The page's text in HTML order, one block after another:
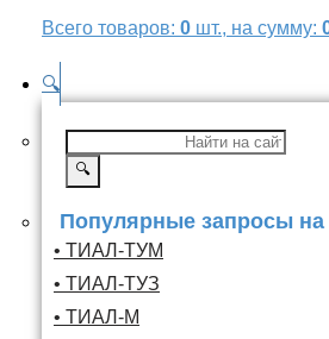
Всего товаров: 0 шт., на сумму:
🔍
🔍
Популярные запросы
• ТИАЛ-ТУМ
• ТИАЛ-ТУЗ
• ТИАЛ-М